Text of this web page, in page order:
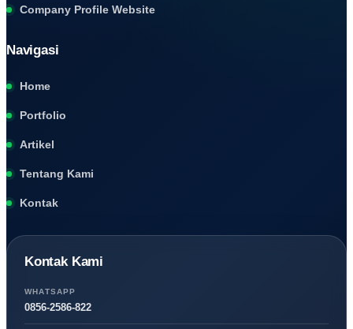
Company Profile Website
Navigasi
Home
Portfolio
Artikel
Tentang Kami
Kontak
Kontak Kami
WHATSAPP
0856-2586-822